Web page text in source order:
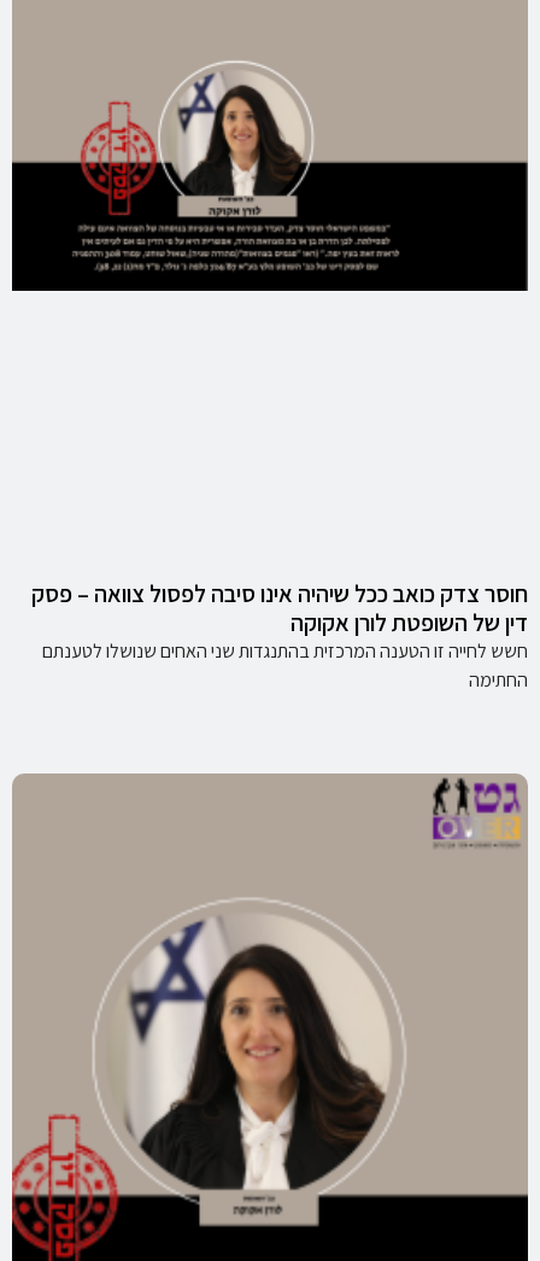
חוסר צדק כואב ככל שיהיה אינו סיבה לפסול צוואה – פסק
דין של השופטת לורן אקוקה
חשש לחייה זו הטענה המרכזית בהתנגדות שני האחים שנושלו לטענתם
החתימה